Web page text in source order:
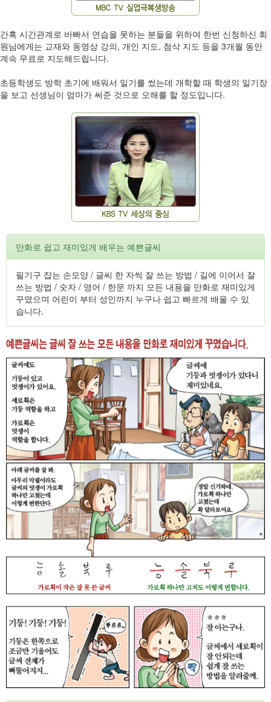
간혹 시간관계로 바빠서 연습을 못하는 분들을 위하여 한번 신청하신 회
원님에게는 교재와 동영상 강의, 개인 지도, 첨삭 지도 등을 3개월 동안
계속 무료로 지도해드립니다.
초등학생도 방학 초기에 배워서 일기를 썼는데 개학할 때 학생의 일기장
을 보고 선생님이 엄마가 써준 것으로 오해를 할 정도입니다.
만화로 쉽고 재미있게 배우는 예쁜글씨
필기구 잡는 손모양 / 글씨 한 자씩 잘 쓰는 방법 / 길에 이어서 잘
쓰는 방법 / 숫자 / 영어 / 한문 까지 모든 내용을 만화로 재미있게
꾸몄으며 어린이 부터 성인까지 누구나 쉽고 빠르게 배울 수 있
습니다.